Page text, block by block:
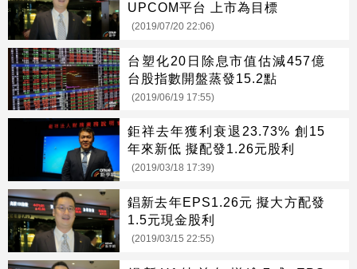
UPCOM平台 上市為目標
(2019/07/20 22:06)
台塑化20日除息市值估減457億
台股指數開盤蒸發15.2點
(2019/06/19 17:55)
鉅祥去年獲利衰退23.73% 創15
年來新低 擬配發1.26元股利
(2019/03/18 17:39)
錩新去年EPS1.26元 擬大方配發
1.5元現金股利
(2019/03/15 22:55)